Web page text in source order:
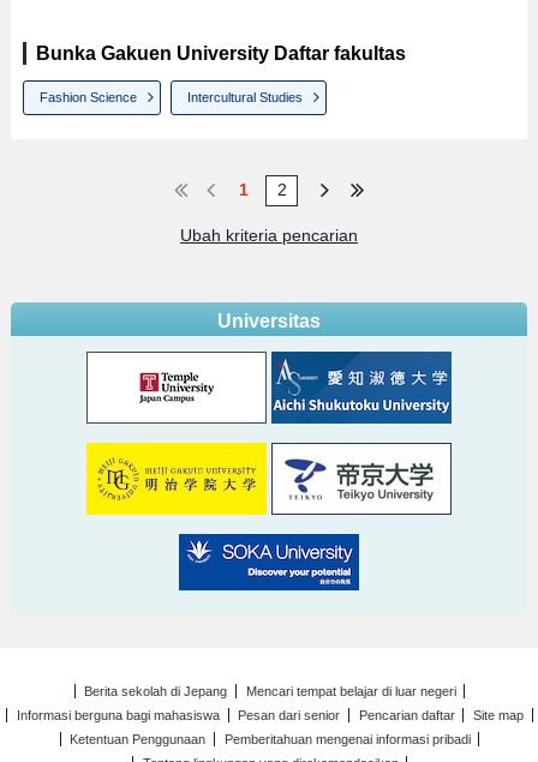
Bunka Gakuen University Daftar fakultas
Fashion Science Intercultural Studies
1 2
Ubah kriteria pencarian
Universitas
Berita sekolah di Jepang
Mencari tempat belajar di luar negeri
Informasi berguna bagi mahasiswa
Pesan dari senior Pencarian daftar
Site map
Ketentuan Penggunaan
Pemberitahuan mengenai informasi pribadi